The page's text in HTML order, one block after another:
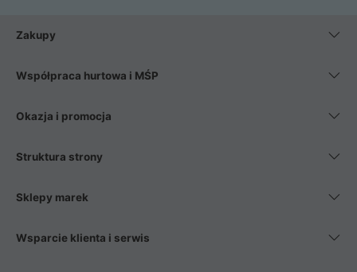
Zakupy
Współpraca hurtowa i MŚP
Okazja i promocja
Struktura strony
Sklepy marek
Wsparcie klienta i serwis